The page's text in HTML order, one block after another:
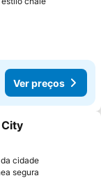
Ver
Ver preços
favoritos
cidade
segura